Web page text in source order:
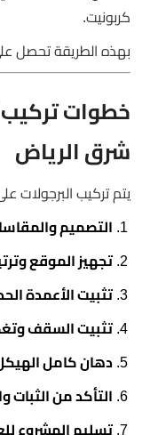
كربونيت.
بهذه الطريقة تحصل
خطوات تركيب
شرق الرياض
يتم تركيب
التصميم
تجهيز الموقع
تثبيت الأعمدة
تثبيت السقف
دهان كامل
التأكد من الثبات
تسليم المشروع